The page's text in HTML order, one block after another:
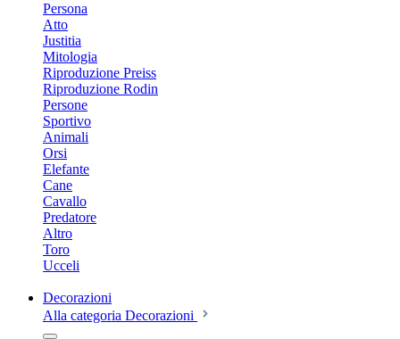
Persona
Atto
Justitia
Mitologia
Riproduzione Preiss
Riproduzione Rodin
Persone
Sportivo
Animali
Orsi
Elefante
Cane
Cavallo
Predatore
Altro
Toro
Ucceli
Decorazioni
Alla categoria Decorazioni